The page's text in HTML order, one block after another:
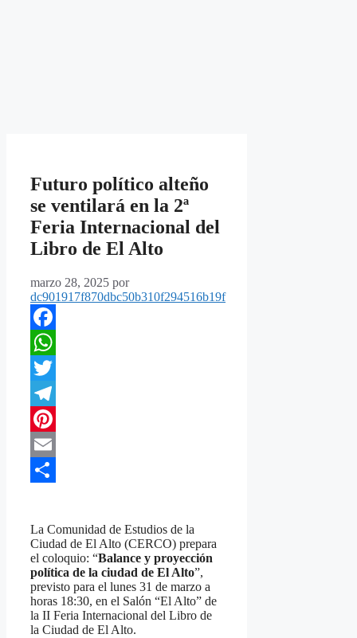
Futuro político alteño
se ventilará en la 2ª
Feria Internacional del
Libro de El Alto
marzo 28, 2025 por
dc901917f870dbc50b310f294516b19f
Facebook
WhatsApp
Twitter
Telegram
Pinterest
Email
La Comunidad de Estudios de la
Ciudad de El Alto (CERCO) prepara
el coloquio: “Balance y proyección
política de la ciudad de El Alto”,
previsto para el lunes 31 de marzo a
horas 18:30, en el Salón “El Alto” de
la II Feria Internacional del Libro de
la Ciudad de El Alto.